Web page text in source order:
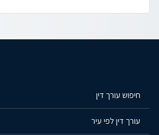
חיפוש עורך דין
עורך דין לפי עיר